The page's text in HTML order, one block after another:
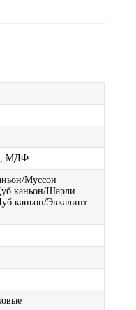
МДФ
Муссон
каньон/Шарли
каньон/Эвкалипт